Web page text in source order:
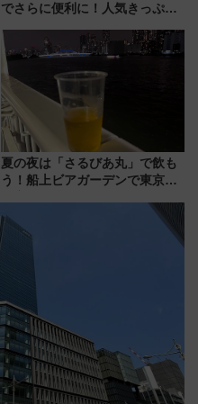
でさらに便利に！人気きっぷ
今年も発売 秋・早春に千葉県を
巡るなら使い勝手・コスパ抜群
夏の夜は「さるびあ丸」で飲も
う！船上ビアガーデンで東京湾
杯……工場直送生ビールや島グ
ルメが美味い